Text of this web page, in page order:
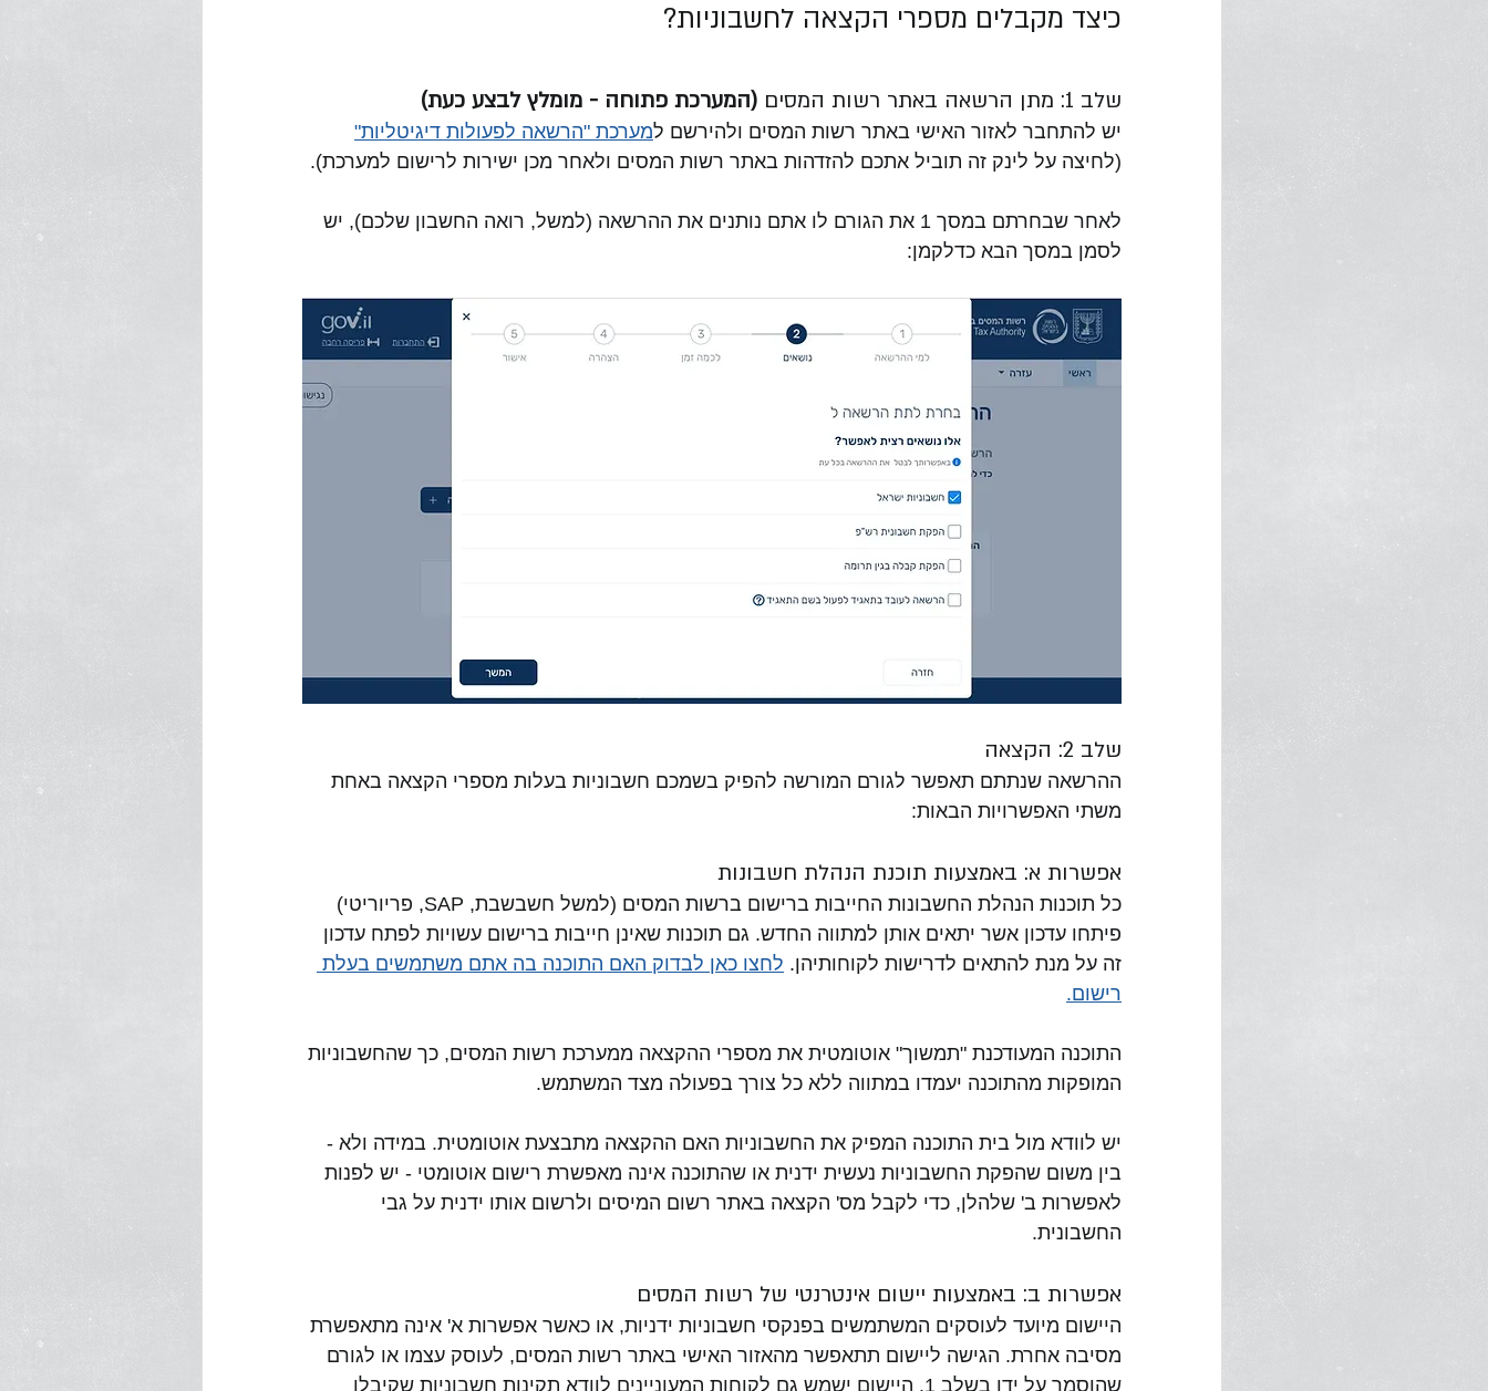
כיצד מקבלים מספרי הקצאה לחשבוניות?
שלב 1: מתן הרשאה באתר רשות המסים (המערכת פתוחה - מומלץ לבצע כעת)
יש להתחבר לאזור האישי באתר רשות המסים ולהירשם למערכת "הרשאה לפעולות דיגיטליות"
(לחיצה על לינק זה תוביל אתכם להזדהות באתר רשות המסים ולאחר מכן ישירות לרישום למערכת).
לאחר שבחרתם במסך 1 את הגורם לו אתם נותנים את ההרשאה (למשל, רואה החשבון שלכם), יש
לסמן במסך הבא כדלקמן:
שלב 2: הקצאה
ההרשאה שנתתם תאפשר לגורם המורשה להפיק בשמכם חשבוניות בעלות מספרי הקצאה באחת
משתי האפשרויות הבאות:
אפשרות א: באמצעות תוכנת הנהלת חשבונות
כל תוכנות הנהלת החשבונות החייבות ברישום ברשות המסים (למשל חשבשבת, SAP, פריוריטי)
פיתחו עדכון אשר יתאים אותן למתווה החדש. גם תוכנות שאינן חייבות ברישום עשויות לפתח עדכון
זה על מנת להתאים לדרישות לקוחותיהן. לחצו כאן לבדוק האם התוכנה בה אתם משתמשים בעלת
רישום.
התוכנה המעודכנת "תמשוך" אוטומטית את מספרי ההקצאה ממערכת רשות המסים, כך שהחשבוניות
המופקות מהתוכנה יעמדו במתווה ללא כל צורך בפעולה מצד המשתמש.
יש לוודא מול בית התוכנה המפיק את החשבוניות האם ההקצאה מתבצעת אוטומטית. במידה ולא -
בין משום שהפקת החשבוניות נעשית ידנית או שהתוכנה אינה מאפשרת רישום אוטומטי - יש לפנות
לאפשרות ב' שלהלן, כדי לקבל מס' הקצאה באתר רשום המיסים ולרשום אותו ידנית על גבי
החשבונית.
אפשרות ב: באמצעות יישום אינטרנטי של רשות המסים
היישום מיועד לעוסקים המשתמשים בפנקסי חשבוניות ידניות, או כאשר אפשרות א' אינה מתאפשרת
מסיבה אחרת. הגישה ליישום תתאפשר מהאזור האישי באתר רשות המסים, לעוסק עצמו או לגורם
שהוסמך על ידו בשלב 1. היישום ישמש גם לקוחות המעוניינים לוודא תקינות חשבוניות שקיבלו